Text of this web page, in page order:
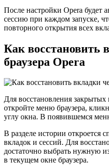
После настройки Opera будет
сессию при каждом запуске,
повторного открытия всех
Как восстановить
браузера Opera
Для восстановления закрытых
откройте меню браузера,
углу окна. В появившемся
В разделе истории откроется
вкладок и сессий. Для
достаточно выбрать нужную
в текущем окне браузера.